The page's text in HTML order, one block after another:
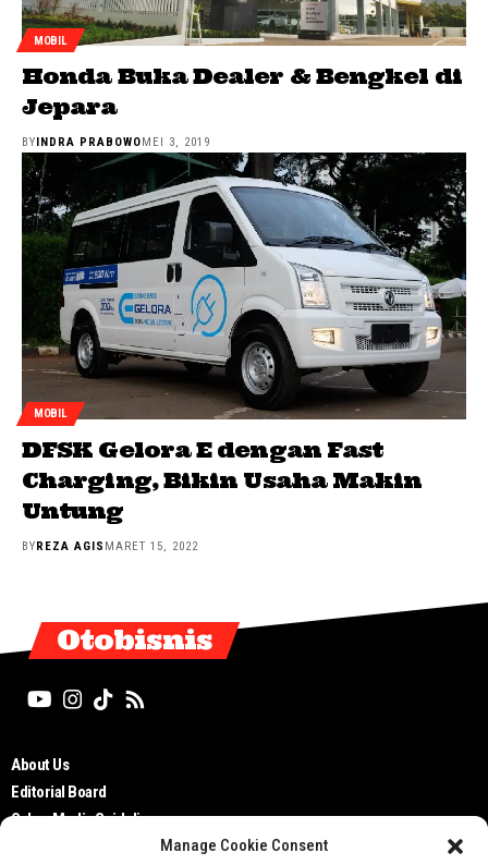
Manage Cookie Consent
MOBIL
Honda Buka Dealer & Bengkel di
Jepara
BYINDRA PRABOWOMEI 3, 2019
MOBIL
DFSK Gelora E dengan Fast
Charging, Bikin Usaha Makin
Untung
BYREZA AGIS MARET 15, 2022
Otobisnis
About Us
Editorial Board
Cyber Media Guidelines